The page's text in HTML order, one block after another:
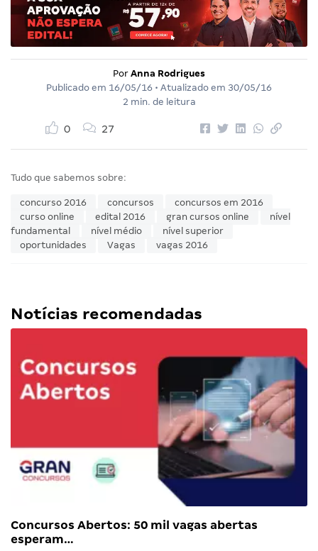
Por Anna Rodrigues
Publicado em 16/05/16 • Atualizado em 30/05/16
2 min. de leitura
0 27
Tudo que sabemos sobre:
concurso 2016 concursos
concursos em 2016
curso online
edital 2016 gran cursos online
nível
fundamental
nível médio
nível superior
oportunidades
Vagas vagas 2016
Notícias recomendadas
Concursos Abertos: 50 mil vagas abertas
esperam…